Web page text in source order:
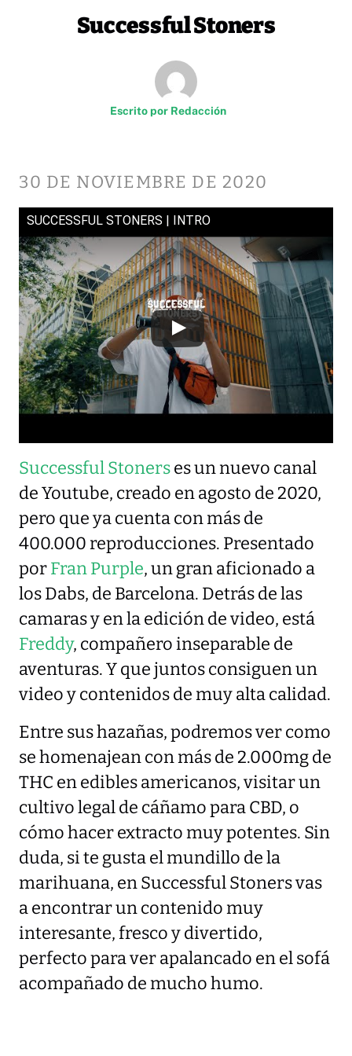
Successful Stoners
Escrito por Redacción
30 DE NOVIEMBRE DE 2020
SUCCESSFUL STONERS | INTRO
Successful Stonerses un nuevo canal
de Youtube, creado en agosto de 2020,
pero que ya cuenta con más de
400.000 reproducciones. Presentado
porFran Purple, un gran aficionado a
los Dabs, de Barcelona. Detrás de las
camaras y en la edición de video, está
Freddy, compañero inseparable de
aventuras. Y que juntos consiguen un
video y contenidos de muy alta calidad.
Entre sus hazañas, podremos ver como
se homenajean con más de 2.000mg de
THC en edibles americanos, visitar un
cultivo legal de cáñamo para CBD, o
cómo hacer extracto muy potentes. Sin
duda, si te gusta el mundillo de la
marihuana, en Successful Stoners vas
a encontrar un contenido muy
interesante, fresco y divertido,
perfecto para ver apalancado en el sofá
acompañado de mucho humo.